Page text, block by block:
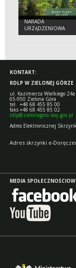
NARADA
URZĄDZENIOWA
DLA
KONTAKT:
RDLP W ZIELONEJ GÓRZE
ul. Kazimierza Wielkiego 24a
65-950 Zielona Góra
tel. +48 68 455 85 00
faks +48 68 455 85 02
rdlp@zielonagora.lasy.gov.pl
Adres Elektronicznej
Adres skrzynki e-
MEDIA